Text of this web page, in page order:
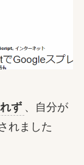
ず 、自分が
れました